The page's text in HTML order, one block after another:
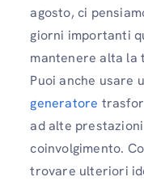
agosto, ci
giorni importanti
mantenere alta la
Puoi anche usare
generatore
ad alte
coinvolgimento.
trovare ulteriori